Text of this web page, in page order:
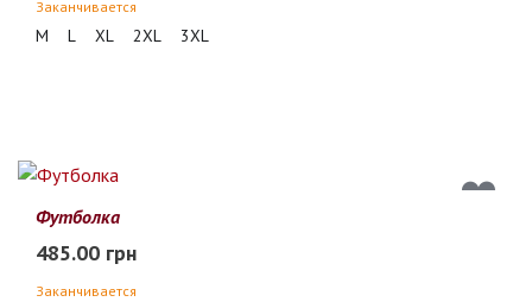
Заканчивается
M L XL 2XL 3XL
Футболка
485.00 грн
Заканчивается